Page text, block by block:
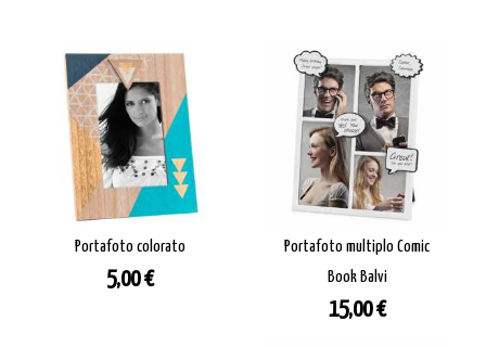
Portafoto colorato
Prezzo
5,00 €
Portafoto multiplo Comic
Book Balvi
Prezzo
15,00 €